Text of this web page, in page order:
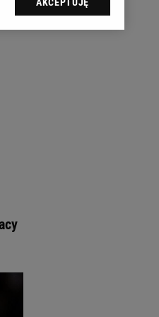
sp. z o.o., jej
swoje preferencje
celów identyfikacji.
reklam i treści,